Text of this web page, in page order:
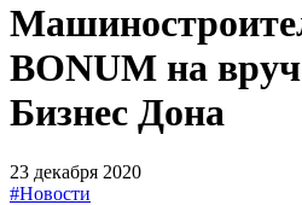
BONUM на
Бизнес Дона
23 декабря 2020
#Новости